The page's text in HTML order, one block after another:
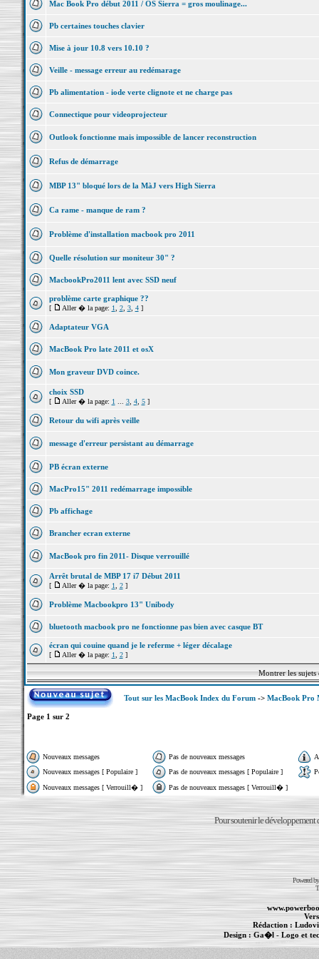
Mac Book Pro début 2011 / OS Sierra = gros moulinage...
Pb certaines touches clavier
Mise à jour 10.8 vers 10.10 ?
Veille - message erreur au redémarage
Pb alimentation - iode verte clignote et ne charge pas
Connectique pour videoprojecteur
Outlook fonctionne mais impossible de lancer reconstruction
Refus de démarrage
MBP 13" bloqué lors de la MàJ vers High Sierra
Ca rame - manque de ram ?
Problème d'installation macbook pro 2011
Quelle résolution sur moniteur 30" ?
MacbookPro2011 lent avec SSD neuf
problème carte graphique ??
[ Aller � la page: 1 2, 3, 4]
Adaptateur VGA
MacBook Pro late 2011 et osX
Mon graveur DVD coince.
choix SSD
[ Aller � la page: 1 3, 4, 5]
Retour du wifi après veille
message d'erreur persistant au démarrage
PB écran externe
MacPro15" 2011 redémarrage impossible
Pb affichage
Brancher ecran externe
MacBook pro fin 2011- Disque verrouillé
Arrêt brutal de MBP 17 i7 Début 2011
[ Aller � la page: 1 2]
Problème Macbookpro 13" Unibody
bluetooth macbook pro ne fonctionne pas bien avec casque BT
écran qui couine quand je le referme + léger décalage
[ Aller � la page: 1 2]
Montrer les
Tout sur les MacBook Index du Forum-> MacBook Pro
Page 1 sur 2
Nouveaux messages Pas de nouveaux messages
Nouveaux messages [ Populaire ]
Pas de nouveaux messages [ Populaire ]
Nouveaux messages [ Verrouill� ]
Pas de nouveaux messages [ Verrouill� ]
Pour soutenir le développement
Powered
Rédaction :
Design : Ga�l- Logo et
Informations :